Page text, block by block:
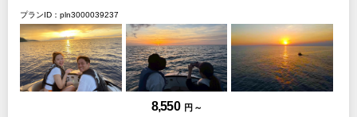
プランID：pln3000039237
8,550 円 ～